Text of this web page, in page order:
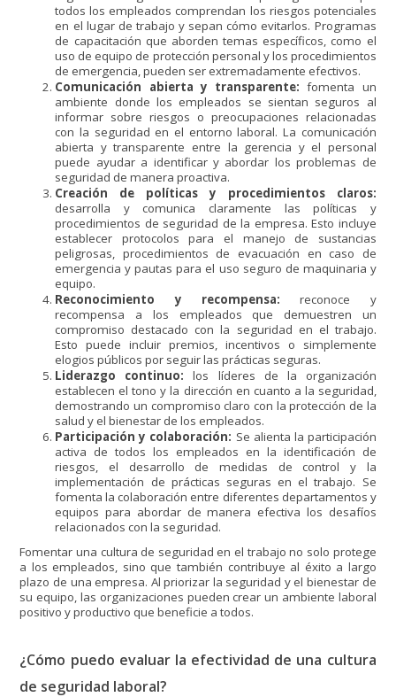
todos los empleados comprendan los riesgos potenciales
en el lugar de trabajo y sepan cómo evitarlos. Programas
de capacitación que aborden temas específicos, como el
uso de equipo de protección personal y los procedimientos
de emergencia, pueden ser extremadamente efectivos.
Comunicación abierta y transparente:fomenta un
ambiente donde los empleados se sientan seguros al
informar sobre riesgos o preocupaciones relacionadas
con la seguridad en el entorno laboral. La comunicación
abierta y transparente entre la gerencia y el personal
puede ayudar a identificar y abordar los problemas de
seguridad de manera proactiva.
Creación de políticas y procedimientos claros:
desarrolla y comunica claramente las políticas y
procedimientos de seguridad de la empresa. Esto incluye
establecer protocolos para el manejo de sustancias
peligrosas, procedimientos de evacuación en caso de
emergencia y pautas para el uso seguro de maquinaria y
equipo.
Reconocimiento y recompensa:reconoce y
recompensa a los empleados que demuestren un
compromiso destacado con la seguridad en el trabajo.
Esto puede incluir premios, incentivos o simplemente
elogios públicos por seguir las prácticas seguras.
Liderazgo continuo:los líderes de la organización
establecen el tono y la dirección en cuanto a la seguridad,
demostrando un compromiso claro con la protección de la
salud y el bienestar de los empleados.
Participación y colaboración: Se alienta la participación
activa de todos los empleados en la identificación de
riesgos, el desarrollo de medidas de control y la
implementación de prácticas seguras en el trabajo. Se
fomenta la colaboración entre diferentes departamentos y
equipos para abordar de manera efectiva los desafíos
relacionados con la seguridad.
Fomentar una cultura de seguridad en el trabajo no solo protege
a los empleados, sino que también contribuye al éxito a largo
plazo de una empresa. Al priorizar la seguridad y el bienestar de
su equipo, las organizaciones pueden crear un ambiente laboral
positivo y productivo que beneficie a todos.
¿Cómo puedo evaluar la efectividad de una cultura
de seguridad laboral?